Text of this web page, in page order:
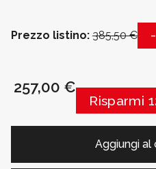
Prezzo listino: 385,50 €
257,00 €
Risparmi
Aggiungi al